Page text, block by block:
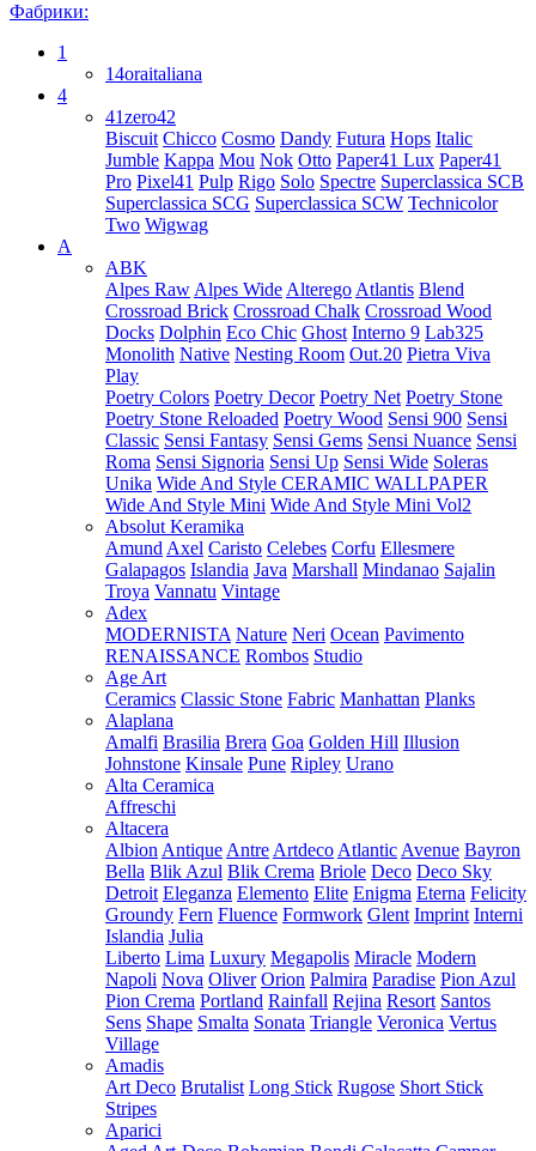
Фабрики:
1
14oraitaliana
4
41zero42
Biscuit Chicco Cosmo Dandy Futura Hops Italic
Jumble Kappa Mou Nok Otto Paper41 Lux Paper41
Pro Pixel41 Pulp Rigo Solo Spectre Superclassica SCB
Superclassica SCG Superclassica SCW Technicolor
Two Wigwag
A
ABK
Alpes Raw Alpes Wide Alterego Atlantis Blend
Crossroad Brick Crossroad Chalk Crossroad Wood
Docks Dolphin Eco Chic Ghost Interno 9 Lab325
Monolith Native Nesting Room Out.20 Pietra Viva
Play
Poetry Colors Poetry Decor Poetry Net Poetry Stone
Poetry Stone Reloaded Poetry Wood Sensi 900 Sensi
Classic Sensi Fantasy Sensi Gems Sensi Nuance Sensi
Roma Sensi Signoria Sensi Up Sensi Wide Soleras
Unika Wide And Style CERAMIC WALLPAPER
Wide And Style Mini Wide And Style Mini Vol2
Absolut Keramika
Amund Axel Caristo Celebes Corfu Ellesmere
Galapagos Islandia Java Marshall Mindanao Sajalin
Troya Vannatu Vintage
Adex
MODERNISTA Nature Neri Ocean Pavimento
RENAISSANCE Rombos Studio
Age Art
Ceramics Classic Stone Fabric Manhattan Planks
Alaplana
Amalfi Brasilia Brera Goa Golden Hill Illusion
Johnstone Kinsale Pune Ripley Urano
Alta Ceramica
Affreschi
Altacera
Albion Antique Antre Artdeco Atlantic Avenue Bayron
Bella Blik Azul Blik Crema Briole Deco Deco Sky
Detroit Eleganza Elemento Elite Enigma Eterna Felicity
Groundy Fern Fluence Formwork Glent Imprint Interni
Islandia Julia
Liberto Lima Luxury Megapolis Miracle Modern
Napoli Nova Oliver Orion Palmira Paradise Pion Azul
Pion Crema Portland Rainfall Rejina Resort Santos
Sens Shape Smalta Sonata Triangle Veronica Vertus
Village
Amadis
Art Deco Brutalist Long Stick Rugose Short Stick
Stripes
Aparici